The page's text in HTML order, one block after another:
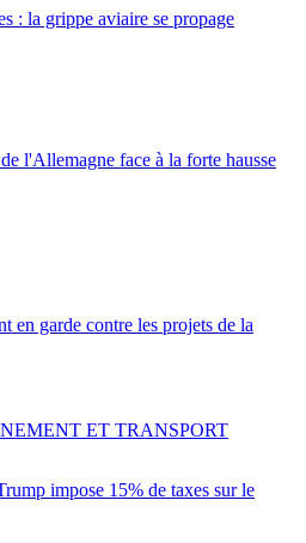
: la grippe aviaire se propage
l'Allemagne face à la forte hausse
en garde contre les projets de la
impose 15% de taxes sur le
ET TRANSPORT